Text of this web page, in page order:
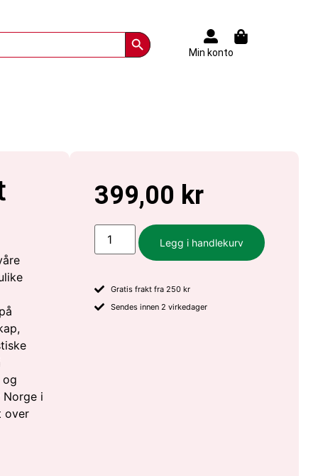
Search Button
Min konto
og
i
over
399,00 kr
Legg i handlekurv
Gratis frakt fra 250 kr
Sendes innen 2 virkedager